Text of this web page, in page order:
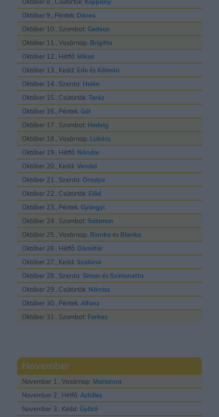
Október 9., Péntek: Dénes
Október 10., Szombat: Gedeon
Október 11., Vasárnap: Brigitta
Október 12., Hétfő: Miksa
Október 13., Kedd: Ede és Kálmán
Október 14., Szerda: Helén
Október 15., Csütörtök: Teréz
Október 16., Péntek: Gál
Október 17., Szombat: Hedvig
Október 18., Vasárnap: Lukács
Október 19., Hétfő: Nándor
Október 20., Kedd: Vendel
Október 21., Szerda: Orsolya
Október 22., Csütörtök: Elõd
Október 23., Péntek: Gyöngyi
Október 24., Szombat: Salamon
Október 25., Vasárnap: Bianka és Blanka
Október 26., Hétfő: Dömötör
Október 27., Kedd: Szabina
Október 28., Szerda: Simon és Szimonetta
Október 29., Csütörtök: Nárcisz
Október 30., Péntek: Alfonz
Október 31., Szombat: Farkas
November
November 1., Vasárnap: Marianna
November 2., Hétfő: Achilles
November 3., Kedd: Gyõzõ